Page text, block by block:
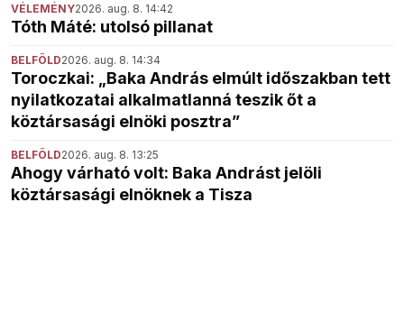
VÉLEMÉNY2026. aug. 8. 14:42
Tóth Máté: utolsó pillanat
BELFÖLD2026. aug. 8. 14:34
Toroczkai: „Baka András elmúlt időszakban tett
nyilatkozatai alkalmatlanná teszik őt a
köztársasági elnöki posztra”
BELFÖLD2026. aug. 8. 13:25
Ahogy várható volt: Baka Andrást jelöli
köztársasági elnöknek a Tisza